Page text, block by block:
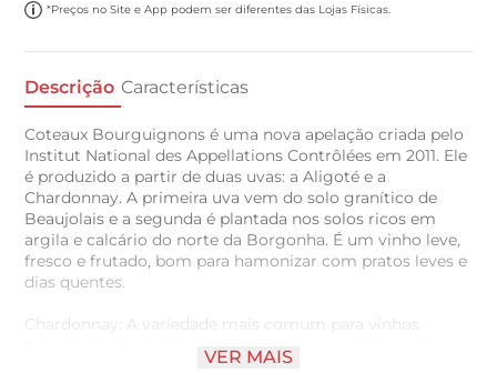
*Preços no Site e App podem ser diferentes das Lojas Físicas.
Descrição Características
Coteaux Bourguignons é uma nova apelação criada pelo
Institut National des Appellations Contrôlées em 2011. Ele
é produzido a partir de duas uvas: a Aligoté e a
Chardonnay. A primeira uva vem do solo granítico de
Beaujolais e a segunda é plantada nos solos ricos em
argila e calcário do norte da Borgonha. É um vinho leve,
fresco e frutado, bom para hamonizar com pratos leves e
dias quentes.
Chardonnay: A variedade mais comum para vinhos
brancos na Borgonha, conhecida por sua capacidade de
produzir vinhos ricos e complexos. Aligoté: Uva
VER MAIS